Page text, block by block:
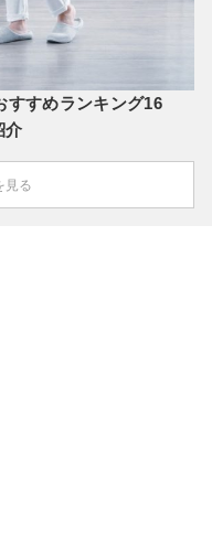
すすめランキング16
介
見る